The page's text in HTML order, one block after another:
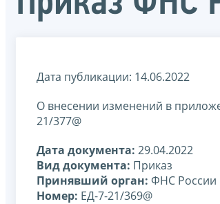
Дата публикации: 14.06.2022
О внесении изменений в
21/377@
Дата документа: 29.04.2022
Вид документа: Приказ
Принявший орган: ФНС России
Номер: ЕД-7-21/369@